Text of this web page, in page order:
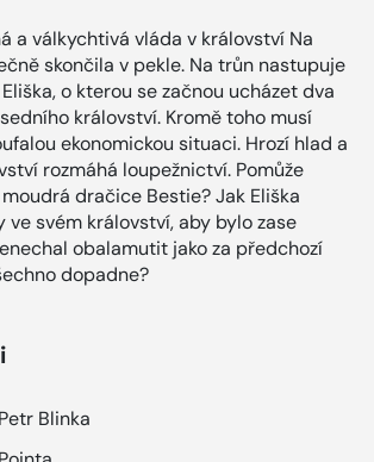
a válkychtivá vláda v království Na
skončila v pekle. Na trůn nastupuje
o kterou se začnou ucházet dva
království. Kromě toho musí
ekonomickou situaci. Hrozí hlad a
rozmáhá loupežnictví. Pomůže
dračice Bestie? Jak Eliška
svém království, aby bylo zase
obalamutit jako za předchozí
dopadne?
Petr Blinka